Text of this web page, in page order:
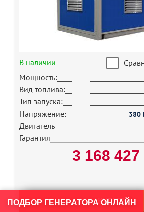
В наличии
Мощность:
Вид топлива:
Тип запуска:
Напряжение: 380
Двигатель
Гарантия
3 168 427
КУПИТЬ
ПОДБОР ГЕНЕРАТОРА ОНЛАЙН